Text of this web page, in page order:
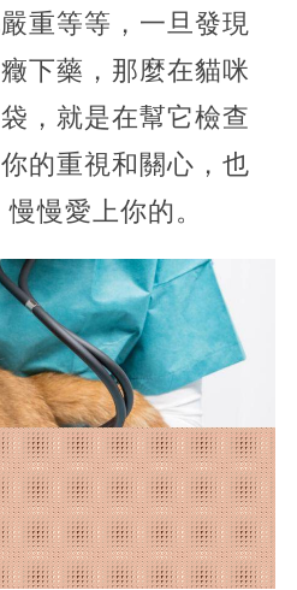
重等等，一旦發現
下藥，那麼在貓咪
，就是在幫它檢查
的重視和關心，也
慢愛上你的。